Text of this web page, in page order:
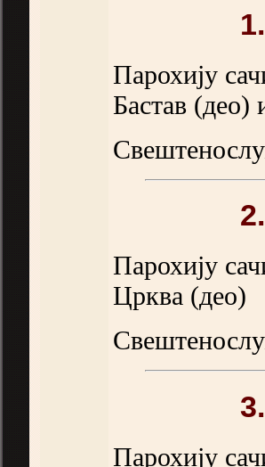
Парохију
Бастав (део)
Парохију
Црква (део)
Парохију